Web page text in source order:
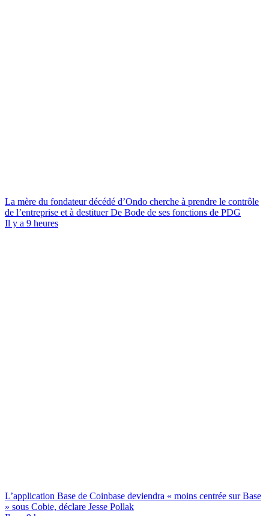
La mère du fondateur décédé d’Ondo cherche à prendre le contrôle
de l’entreprise et à destituer De Bode de ses fonctions de PDG
Il y a 9 heures
L’application Base de Coinbase deviendra « moins centrée sur Base
» sous Cobie, déclare Jesse Pollak